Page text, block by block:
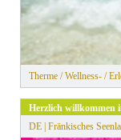
Therme / Wellness- /
Herzlich
DE | Fränkisches